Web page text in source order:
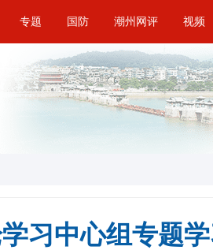
专题 国防 潮州网评 视频
习中心组专题